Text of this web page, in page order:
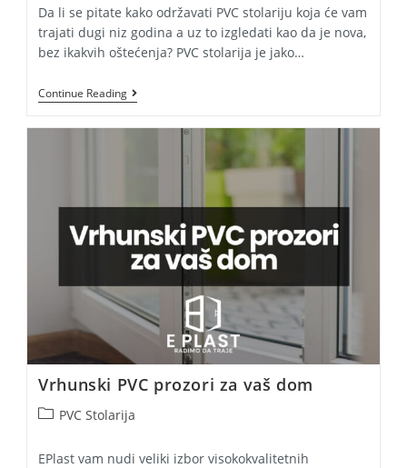
Da li se pitate kako održavati PVC stolariju koja će vam
trajati dugi niz godina a uz to izgledati kao da je nova,
bez ikakvih oštećenja? PVC stolarija je jako…
Continue ReadingKako
Održavati
Vrhunski PVC prozori za vaš dom
PostPVC Stolarija
EPlast vam nudi veliki izbor visokokvalitetnih